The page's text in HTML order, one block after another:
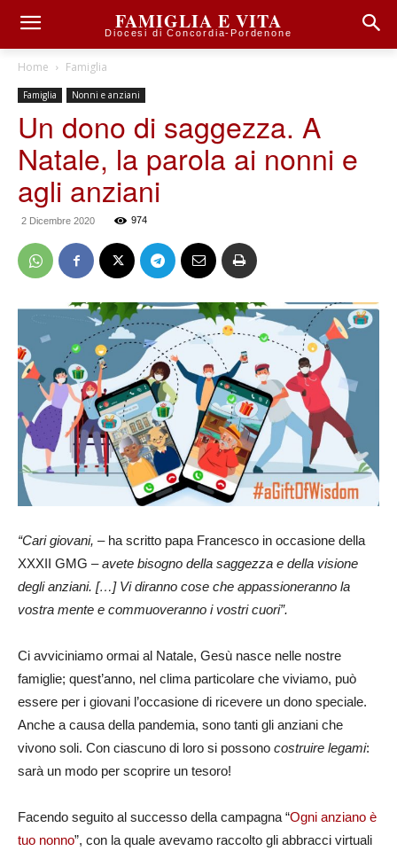
FAMIGLIA E VITA
Diocesi di Concordia-Pordenone
Home Famiglia
Famiglia Nonni e anziani
Un dono di saggezza. A
Natale, la parola ai nonni e
agli anziani
2 Dicembre 2020 974
“Cari giovani, – ha scritto papa Francesco in occasione della
XXXII GMG –avete bisogno della saggezza e della visione
degli anziani. […] Vi diranno cose che appassioneranno la
vostra mente e commuoveranno i vostri cuori”.
Ci avviciniamo ormai al Natale, Gesù nasce nelle nostre
famiglie; quest’anno, nel clima particolare che viviamo, può
essere per i giovani l’occasione di ricevere un dono speciale.
Anche a causa della pandemia, sono tanti gli anziani che
vivono soli. Con ciascuno di loro si possono costruire legami:
sarà un modo per scoprire un tesoro!
Facendo seguito al successo della campagna “Ogni anziano è
tuo nonno”, con la quale avevamo raccolto gli abbracci virtuali